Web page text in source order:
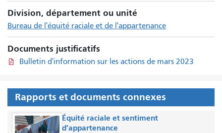
Division, département ou unité
Bureau de l'équité raciale et de l'appartenance
Documents justificatifs
Bulletin d'information sur les actions de mars 2023
Rapports et documents connexes
Équité raciale et sentiment
d'appartenance